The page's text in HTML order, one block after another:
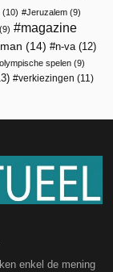
(10) Jeruzalem (9)
(9)
magazine
(14) n-va (12)
olympische spelen (9)
verkiezingen (11)
enkel de mening